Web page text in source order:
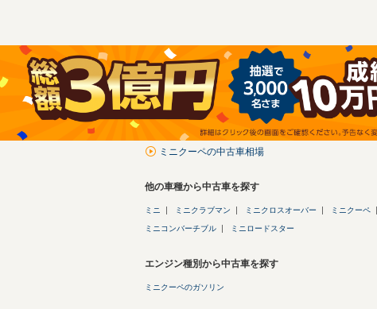
ミニクーペの中古車相場
他の車種から中古車を探す
ミニ ミニクラブマン ミニクロスオーバー ミニクーペ
ミニコンバーチブル ミニロードスター
エンジン種別から中古車を探す
ミニクーペのガソリン